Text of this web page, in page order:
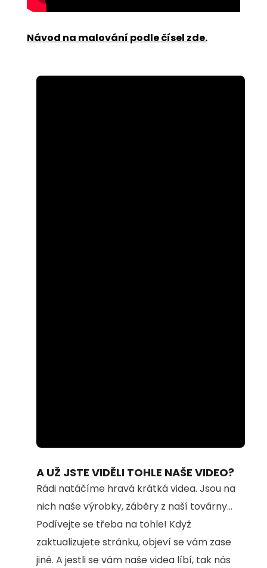
Návod na malování podle čísel zde.
100.00%
A UŽ JSTE VIDĚLI TOHLE NAŠE VIDEO?
Rádi natáčíme hravá krátká videa. Jsou na
nich naše výrobky, záběry z naší továrny...
Podívejte se třeba na tohle! Když
zaktualizujete stránku, objeví se vám zase
jiné. A jestli se vám naše videa líbí, tak nás